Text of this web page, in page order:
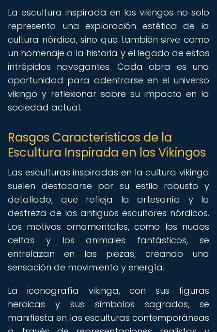
La escultura inspirada en los vikingos no solo
representa una exploración estética de la
cultura nórdica, sino que también sirve como
un homenaje a la historia y el legado de estos
intrépidos navegantes. Cada obra es una
oportunidad para adentrarse en el universo
vikingo y reflexionar sobre su impacto en la
sociedad actual.
Rasgos Característicos de la
Escultura Inspirada en los Vikingos
Las esculturas inspiradas en la cultura vikinga
suelen destacarse por su estilo robusto y
detallado, que refleja la artesanía y la
destreza de los antiguos escultores nórdicos.
Los motivos ornamentales, como los nudos
celtas y los animales fantásticos, se
entrelazan en las piezas, creando una
sensación de movimiento y energía.
La iconografía vikinga, con sus figuras
heroicas y sus símbolos sagrados, se
manifiesta en las esculturas contemporáneas